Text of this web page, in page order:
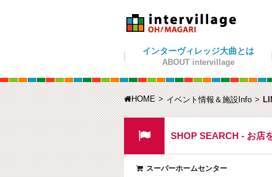
インターヴィレッジ大曲とは
ABOUT intervillage
HOME イベント情報＆施設Info
 SHOP SEARCH - お店
 スーパーホームセンター